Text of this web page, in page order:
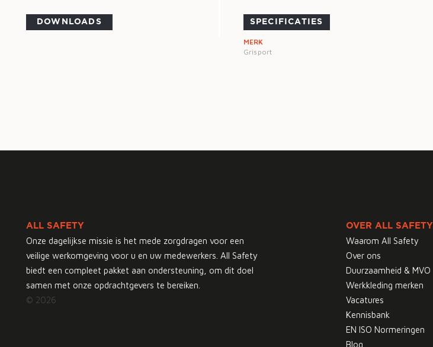
DOWNLOADS SPECIFICATIES
MERK
Grisport
ALL SAFETY
Onze dagelijkse missie is het mede zorgdragen voor een
veilige werkomgeving voor u en uw medewerkers. All Safety
biedt een compleet pakket aan ondersteuning, om dit doel
samen met onze opdrachtgevers te bereiken.
© 2026
OVER ALL SAFETY
Waarom All Safety
Over ons
Duurzaamheid & MVO
Werkkleding merken
Vacatures
Kennisbank
EN ISO Normeringen
Blog